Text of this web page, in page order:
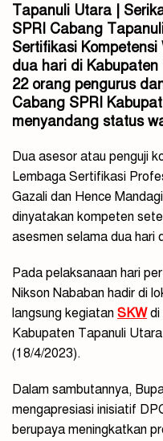
Tapanuli Utara |
SPRI Cabang
Sertifikasi
dua hari di
22 orang pengurus
Cabang SPRI
menyandang status
Dua asesor atau penguji
Lembaga Sertifikasi
Gazali dan Hence
dinyatakan kompeten
asesmen selama dua hari
Pada pelaksanaan hari
Nikson Nababan hadir di
langsung kegiatan SKWdi
Kabupaten Tapanuli
(18/4/2023).
Dalam sambutannya,
mengapresiasi inisiatif
berupaya meningkatkan